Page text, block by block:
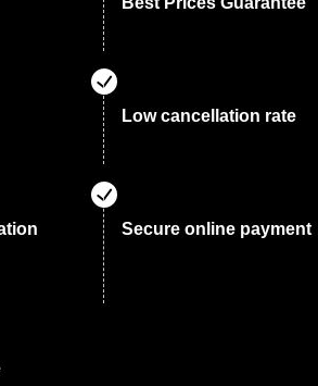
Low cancellation rate
Secure online payment